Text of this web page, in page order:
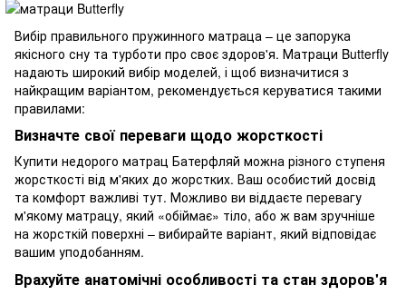
Вибір правильного пружинного матраца – це запорука
якісного сну та турботи про своє здоров'я. Матраци Butterfly
надають широкий вибір моделей, і щоб визначитися з
найкращим варіантом, рекомендується керуватися такими
правилами:
Визначте свої переваги щодо жорсткості
Купити недорого матрац Батерфляй можна різного ступеня
жорсткості від м'яких до жорстких. Ваш особистий досвід
та комфорт важливі тут. Можливо ви віддаєте перевагу
м'якому матрацу, який «обіймає» тіло, або ж вам зручніше
на жорсткій поверхні – вибирайте варіант, який відповідає
вашим уподобанням.
Врахуйте анатомічні особливості та стан здоров'я